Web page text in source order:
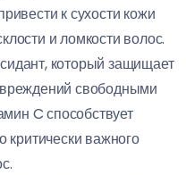
к сухости кожи
и ломкости волос.
который защищает
свободными
C способствует
важного